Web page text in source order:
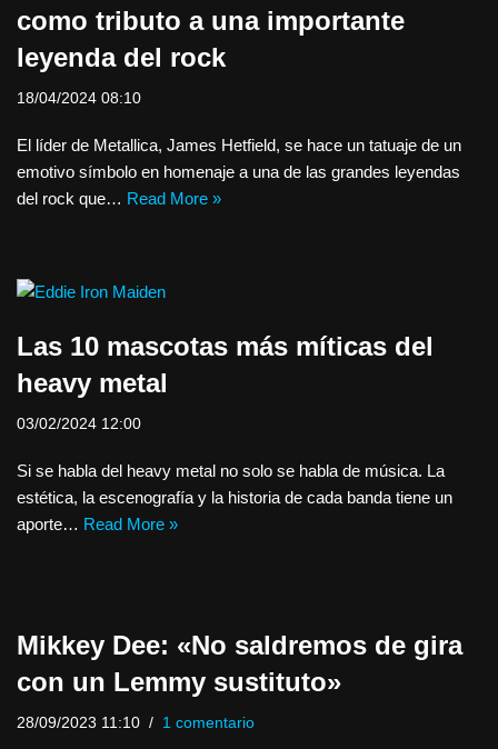
como tributo a una importante
leyenda del rock
18/04/2024 08:10
El líder de Metallica, James Hetfield, se hace un tatuaje de un
emotivo símbolo en homenaje a una de las grandes leyendas
del rock que… Read More »
Las 10 mascotas más míticas del
heavy metal
03/02/2024 12:00
Si se habla del heavy metal no solo se habla de música. La
estética, la escenografía y la historia de cada banda tiene un
aporte… Read More »
Mikkey Dee: «No saldremos de gira
con un Lemmy sustituto»
28/09/2023 11:10 1 comentario